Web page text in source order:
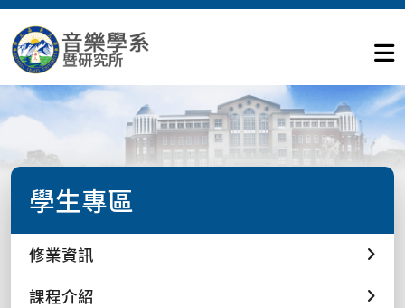
學生專區
修業資訊
課程介紹